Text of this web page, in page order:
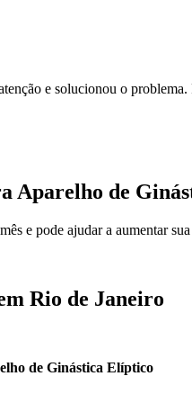
e solucionou o problema.
Aparelho de
e pode ajudar a aumentar sua
Rio de Janeiro
de Ginástica Elíptico